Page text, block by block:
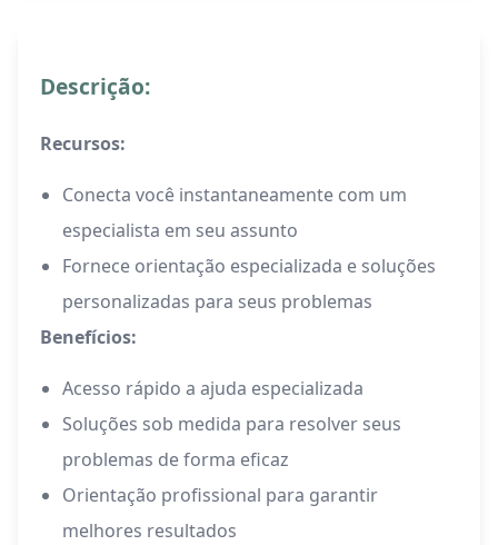
Descrição:
Recursos:
Conecta você instantaneamente com um
especialista em seu assunto
Fornece orientação especializada e soluções
personalizadas para seus problemas
Benefícios:
Acesso rápido a ajuda especializada
Soluções sob medida para resolver seus
problemas de forma eficaz
Orientação profissional para garantir
melhores resultados